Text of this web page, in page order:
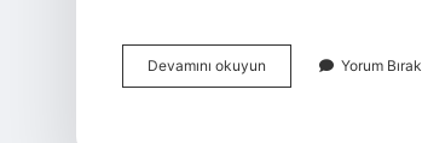
Devamını okuyun
Disleksi
Yorum Bırak